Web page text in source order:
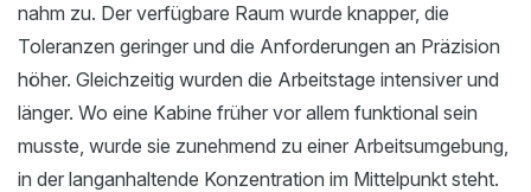
nahm zu. Der verfügbare Raum wurde knapper, die
Toleranzen geringer und die Anforderungen an Präzision
höher. Gleichzeitig wurden die Arbeitstage intensiver und
länger. Wo eine Kabine früher vor allem funktional sein
musste, wurde sie zunehmend zu einer Arbeitsumgebung,
in der langanhaltende Konzentration im Mittelpunkt steht.